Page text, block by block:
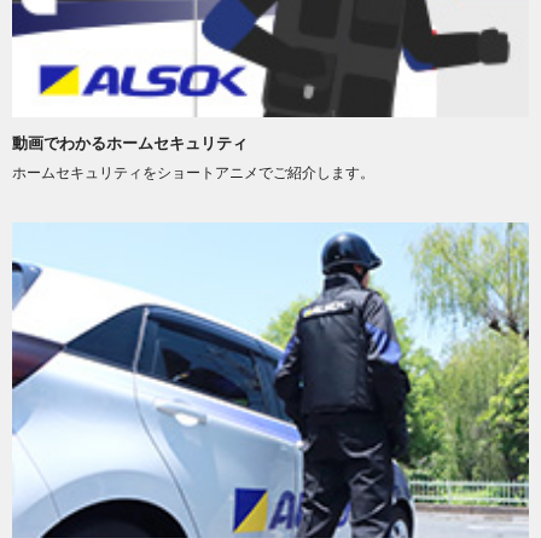
動画でわかるホームセキュリティ
ホームセキュリティをショートアニメでご紹介します。